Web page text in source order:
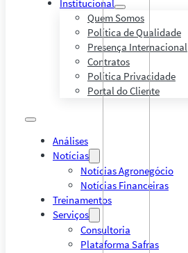
Institucional
Quem Somos
Política de Qualidade
Presença Internacional
Contratos
Política Privacidade
Portal do Cliente
Análises
Notícias
Notícias Agronegócio
Notícias Financeiras
Treinamentos
Serviços
Consultoria
Plataforma Safras